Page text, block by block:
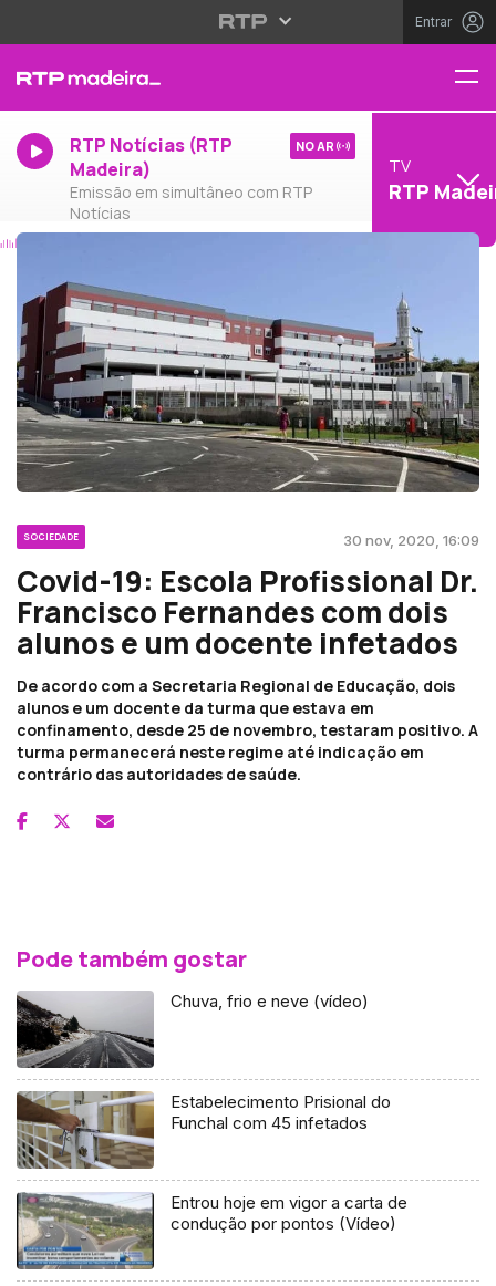
Entrar
RTP Notícias (RTP
Madeira)
Emissão em simultâneo com RTP
Notícias
NO AR
TV
RTP
SOCIEDADE 30 nov, 2020, 16:09
Covid-19: Escola Profissional Dr.
Francisco Fernandes com dois
alunos e um docente infetados
De acordo com a Secretaria Regional de Educação, dois
alunos e um docente da turma que estava em
confinamento, desde 25 de novembro, testaram positivo. A
turma permanecerá neste regime até indicação em
contrário das autoridades de saúde.
Pode também gostar
Chuva, frio e neve (vídeo)
Estabelecimento Prisional do
Funchal com 45 infetados
Entrou hoje em vigor a carta de
condução por pontos (Vídeo)